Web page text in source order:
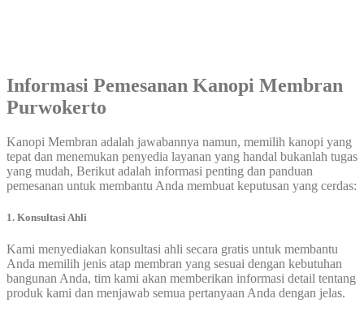
Informasi Pemesanan Kanopi Membran
Purwokerto
Kanopi Membran adalah jawabannya namun, memilih kanopi yang
tepat dan menemukan penyedia layanan yang handal bukanlah tugas
yang mudah, Berikut adalah informasi penting dan panduan
pemesanan untuk membantu Anda membuat keputusan yang cerdas:
1. Konsultasi Ahli
Kami menyediakan konsultasi ahli secara gratis untuk membantu
Anda memilih jenis atap membran yang sesuai dengan kebutuhan
bangunan Anda, tim kami akan memberikan informasi detail tentang
produk kami dan menjawab semua pertanyaan Anda dengan jelas.